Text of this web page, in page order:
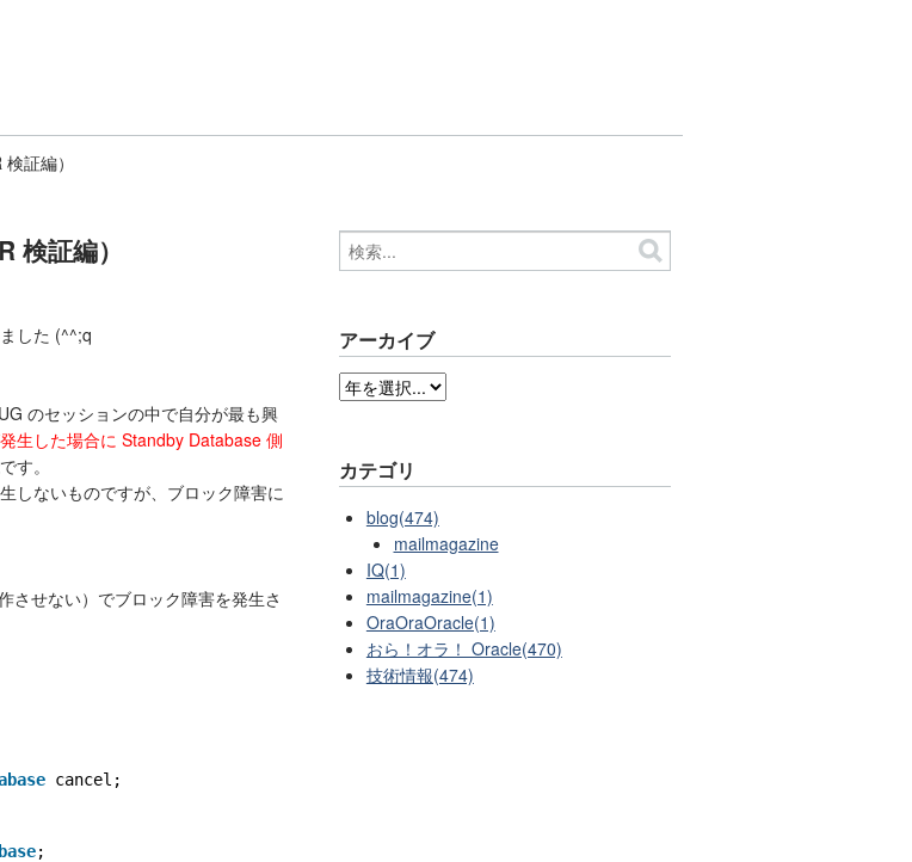
証編）
証編）
した (^^;q
のセッションの中で自分が最も興
生した場合に Standby Database 側
す。
しないものですが、ブロック障害に
させない）でブロック障害を発生さ
cancel;
;
アーカイブ
カテゴリ
blog(474)
mailmagazine
IQ(1)
mailmagazine(1)
OraOraOracle(1)
おら！オラ！ Oracle(470)
技術情報(474)